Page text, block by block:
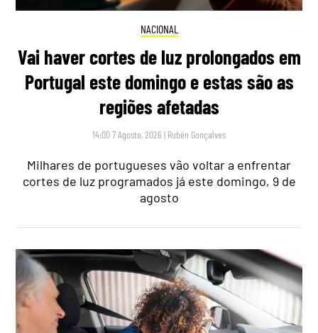
NACIONAL
Vai haver cortes de luz prolongados em
Portugal este domingo e estas são as
regiões afetadas
14:00 7 Agosto, 2026 | Rubén Gonçalves
Milhares de portugueses vão voltar a enfrentar
cortes de luz programados já este domingo, 9 de
agosto